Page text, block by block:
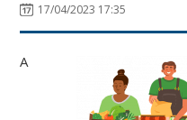
17/04/2023 17:35
A